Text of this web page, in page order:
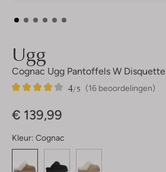
Ugg
Cognac Ugg Pantoffels W Disquette
(16 beoordelingen)
4/5
16
4
€ 139,99
Kleur: Cognac